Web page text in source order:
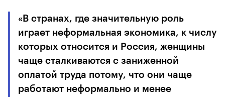
«В странах, где значительную роль
играет неформальная экономика, к числу
которых относится и Россия, женщины
чаще сталкиваются с заниженной
оплатой труда потому, что они чаще
работают неформально и менее